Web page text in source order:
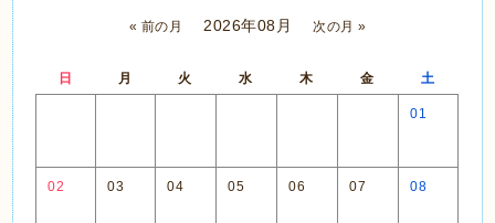
« 前の月 2026年08月 次の月 »
日 月 火 水 木 金 土
01
02 03 04 05 06 07 08